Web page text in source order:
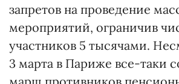
запретов на проведение
мероприятий, ограничив
участников 5 тысячами.
3 марта в Париже все-таки